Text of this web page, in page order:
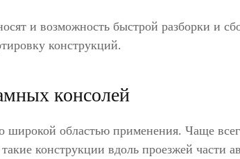
и возможность быстрой разборки и
конструкций.
консолей
широкой областью применения. Чаще
конструкции вдоль проезжей части